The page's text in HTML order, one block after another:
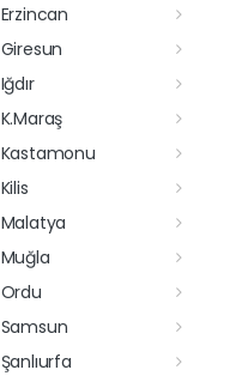
Erzincan
Giresun
Iğdır
K.Maraş
Kastamonu
Kilis
Malatya
Muğla
Ordu
Samsun
Şanlıurfa